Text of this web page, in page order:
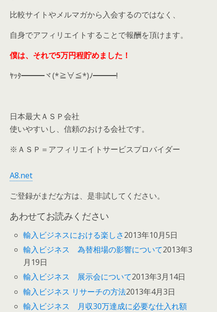
比較サイトやメルマガから入会するのではなく、
自身でアフィリエイトすることで報酬を頂けます。
僕は、それで5万円程貯めました！
ﾔｯﾀ━━━ヾ(*≧∀≦*)ﾉ━━━!
日本最大ＡＳＰ会社
使いやすいし、信頼のおける会社です。
※ＡＳＰ＝アフィリエイトサービスプロバイダー
A8.net
ご登録がまだな方は、是非試してください。
あわせてお読みください
輸入ビジネスにおける楽しさ2013年10月5日
輸入ビジネス 為替相場の影響について2013年3
月19日
輸入ビジネス 展示会について2013年3月14日
輸入ビジネス リサーチの方法2013年4月3日
輸入ビジネス 月収30万達成に必要な仕入れ額